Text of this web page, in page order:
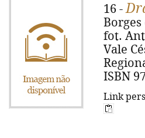
16 -
Borges
fot.
Vale
ISBN
Link